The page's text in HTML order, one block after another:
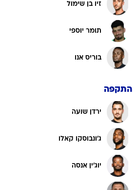
זיו בן שימול
תומר יוספי
בוריס אנו
התקפה
ירדן שועה
ג'ונבוסקו קאלו
יוג'ין אנסה